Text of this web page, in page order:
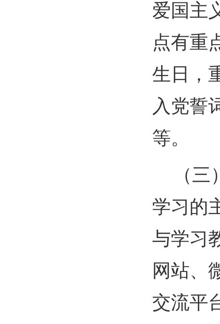
爱国主
点有重
生日，
入党誓
等。
（
学习的
与学习
网站、
交流平